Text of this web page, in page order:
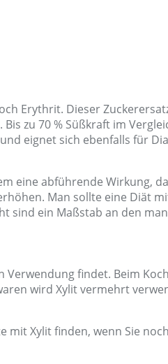
Erythrit. Dieser
zu 70 % Süßkraft im
eignet sich ebenfalls für
eine abführende Wirkung,
Man sollte eine Diät
sind ein Maßstab an den
findet. Beim
wird Xylit vermehrt
Xylit finden, wenn Sie